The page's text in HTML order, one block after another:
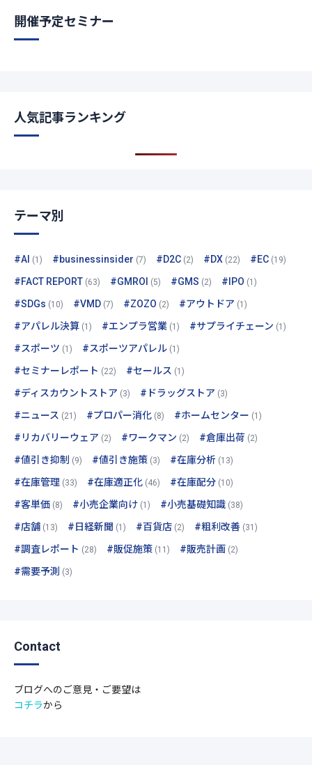
開催予定セミナー
人気記事ランキング
テーマ別
#AI (1) #businessinsider (7) #D2C (2) #DX (22) #EC (19)
#FACT REPORT (63) #GMROI (5) #GMS (2) #IPO (1)
#SDGs (10) #VMD (7) #ZOZO (2) #アウトドア (1)
#アパレル決算 (1) #エンプラ営業 (1) #サプライチェーン (1)
#スポーツ (1) #スポーツアパレル (1)
#セミナーレポート (22) #セールス (1)
#ディスカウントストア (3) #ドラッグストア (3)
#ニュース (21) #プロパー消化 (8) #ホームセンター (1)
#リカバリーウェア (2) #ワークマン (2) #倉庫出荷 (2)
#値引き抑制 (9) #値引き施策 (3) #在庫分析 (13)
#在庫管理 (33) #在庫適正化 (46) #在庫配分 (10)
#客単価 (8) #小売企業向け (1) #小売基礎知識 (38)
#店舗 (13) #日経新聞 (1) #百貨店 (2) #粗利改善 (31)
#調査レポート (28) #販促施策 (11) #販売計画 (2)
#需要予測 (3)
Contact
ブログへのご意見・ご要望は
コチラから